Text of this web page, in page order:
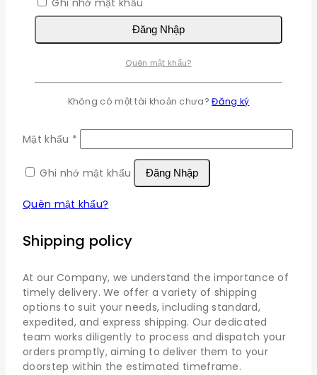
buộc
Mật khẩu *
buộc
Ghi nhớ mật khẩu
Đăng Nhập
Quên mật khẩu?
Shipping policy
At our Company, we understand the importance of
timely delivery. We offer a variety of shipping
options to suit your needs, including standard,
expedited, and express shipping. Our dedicated
team works diligently to process and dispatch your
orders promptly, aiming to deliver them to your
doorstep within the estimated timeframe.
Đăng Nhập
Quên mật khẩu?
Không có một tài khoản chưa?Đăng ký